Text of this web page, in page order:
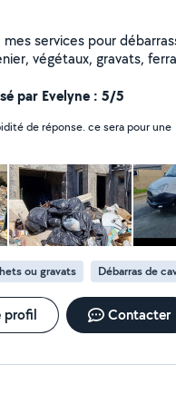
services pour
végétaux, gravats,
la Mini pelle.....
par Evelyne : 5/5
de réponse. ce sera pour une
ou gravats Débarras de
profil Contacter